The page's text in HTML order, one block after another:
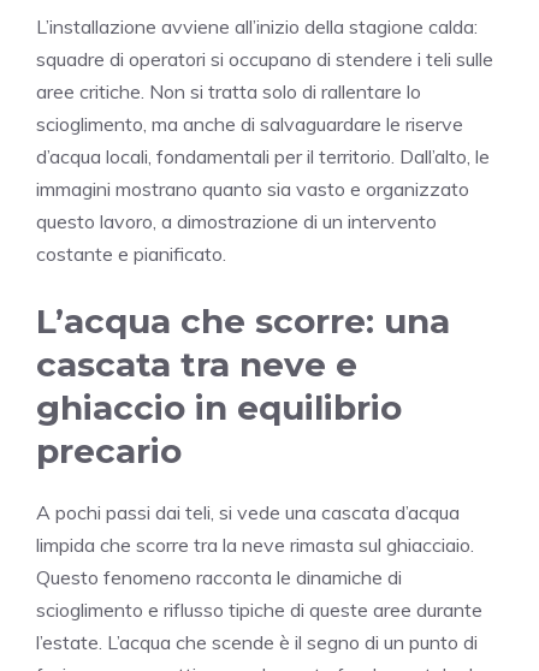
L’installazione avviene all’inizio della stagione calda:
squadre di operatori si occupano di stendere i teli sulle
aree critiche. Non si tratta solo di rallentare lo
scioglimento, ma anche di salvaguardare le riserve
d’acqua locali, fondamentali per il territorio. Dall’alto, le
immagini mostrano quanto sia vasto e organizzato
questo lavoro, a dimostrazione di un intervento
costante e pianificato.
L’acqua che scorre: una
cascata tra neve e
ghiaccio in equilibrio
precario
A pochi passi dai teli, si vede una cascata d’acqua
limpida che scorre tra la neve rimasta sul ghiacciaio.
Questo fenomeno racconta le dinamiche di
scioglimento e riflusso tipiche di queste aree durante
l’estate. L’acqua che scende è il segno di un punto di